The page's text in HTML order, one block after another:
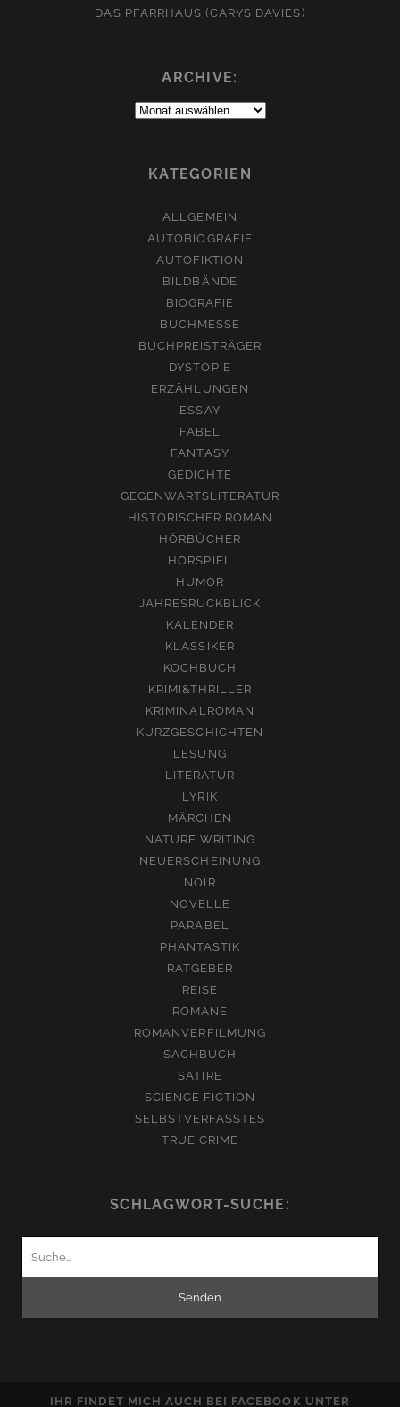
DAS PFARRHAUS (CARYS DAVIES)
ARCHIVE:
Archive:
KATEGORIEN
ALLGEMEIN
AUTOBIOGRAFIE
AUTOFIKTION
BILDBÄNDE
BIOGRAFIE
BUCHMESSE
BUCHPREISTRÄGER
DYSTOPIE
ERZÄHLUNGEN
ESSAY
FABEL
FANTASY
GEDICHTE
GEGENWARTSLITERATUR
HISTORISCHER ROMAN
HÖRBÜCHER
HÖRSPIEL
HUMOR
JAHRESRÜCKBLICK
KALENDER
KLASSIKER
KOCHBUCH
KRIMI&THRILLER
KRIMINALROMAN
KURZGESCHICHTEN
LESUNG
LITERATUR
LYRIK
MÄRCHEN
NATURE WRITING
NEUERSCHEINUNG
NOIR
NOVELLE
PARABEL
PHANTASTIK
RATGEBER
REISE
ROMANE
ROMANVERFILMUNG
SACHBUCH
SATIRE
SCIENCE FICTION
SELBSTVERFASSTES
TRUE CRIME
SCHLAGWORT-SUCHE:
IHR FINDET MICH AUCH BEI FACEBOOK UNTER